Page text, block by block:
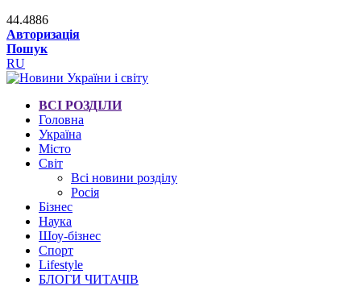
44.4886
Авторизація
Пошук
RU
ВСІ РОЗДІЛИ
Головна
Україна
Місто
Світ
Всі новини розділу
Росія
Бізнес
Наука
Шоу-бізнес
Спорт
Lifestyle
БЛОГИ ЧИТАЧІВ